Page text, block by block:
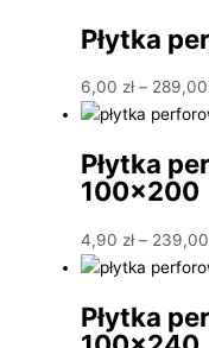
Płytka
6,00 zł – 289,00
Płytka
100×200
4,90 zł – 239,00
Płytka